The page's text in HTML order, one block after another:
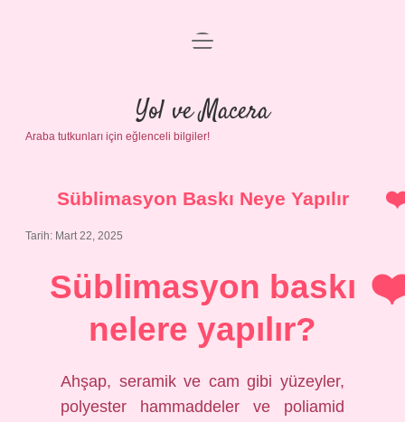
Anasayfa
Gizlilik Politikası
Yasal Uyarı
menüyü
Yol ve Macera
Araba tutkunları için eğlenceli bilgiler!
Süblimasyon Baskı Neye Yapılır
Tarih: Mart 22, 2025
Süblimasyon baskı
nelere yapılır?
Ahşap, seramik ve cam gibi yüzeyler,
polyester hammaddeler ve poliamid